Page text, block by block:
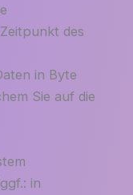
des
in Byte
Sie auf die
in